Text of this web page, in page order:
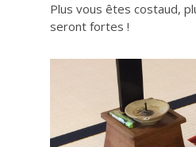
Plus vous êtes costaud,
seront fortes !